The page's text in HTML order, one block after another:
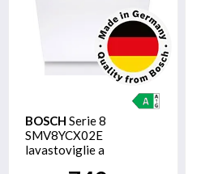
BOSCH Serie 8
SMV8YCX02E
lavastoviglie a